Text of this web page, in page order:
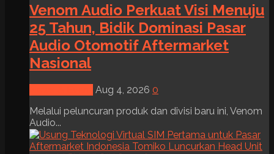
Venom Audio Perkuat Visi Menuju
25 Tahun, Bidik Dominasi Pasar
Audio Otomotif Aftermarket
Nasional
Aug 4, 2026 0
Melalui peluncuran produk dan divisi baru ini, Venom
Audio...